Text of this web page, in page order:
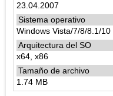
23.04.2007
Windows Vista/7/8/8.1/10
x64, x86
1.74 MB